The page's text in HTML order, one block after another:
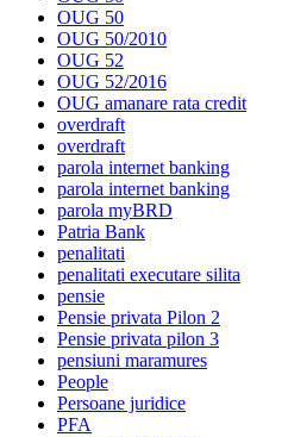
OUG 50
OUG 50/2010
OUG 52
OUG 52/2016
OUG amanare rata credit
overdraft
overdraft
parola internet banking
parola internet banking
parola myBRD
Patria Bank
penalitati
penalitati executare silita
pensie
Pensie privata Pilon 2
Pensie privata pilon 3
pensiuni maramures
People
Persoane juridice
PFA